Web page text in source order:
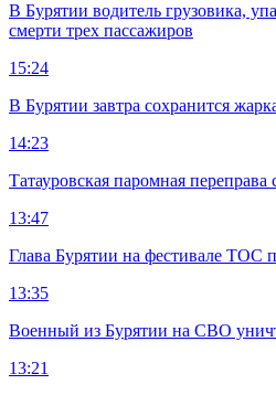
В Бурятии водитель грузовика,
смерти трех пассажиров
15:24
В Бурятии завтра сохранится
14:23
Татауровская паромная переправа
13:47
Глава Бурятии на фестивале ТОС
13:35
Военный из Бурятии на СВО
13:21